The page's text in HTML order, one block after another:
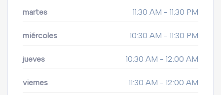
martes 11:30 AM - 11:30 PM
miércoles 10:30 AM - 11:30 PM
jueves 10:30 AM - 12:00 AM
viernes 11:30 AM - 12:00 AM